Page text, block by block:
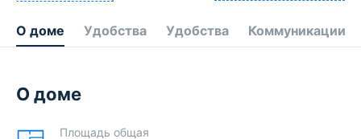
О доме Удобства Удобства Коммуникации
О доме
Площадь общая